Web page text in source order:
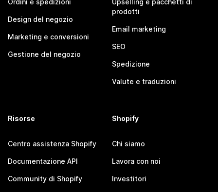
Ordini e spedizioni
Design del negozio
Marketing e conversioni
Gestione del negozio
Upselling e pacchetti di
prodotti
Email marketing
SEO
Spedizione
Valute e traduzioni
Risorse
Centro assistenza Shopify
Documentazione API
Community di Shopify
Shopify
Chi siamo
Lavora con noi
Investitori